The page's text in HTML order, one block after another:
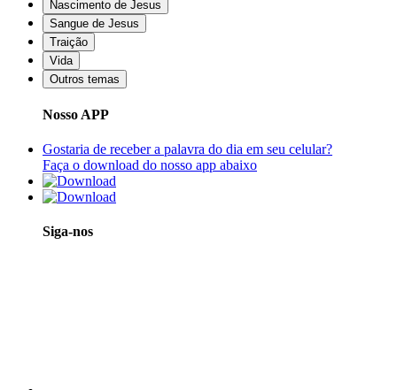
Nascimento de Jesus
Sangue de Jesus
Traição
Vida
Outros temas
Nosso APP
Gostaria de receber a palavra do dia em seu celular?
Faça o download do nosso app abaixo
Siga-nos